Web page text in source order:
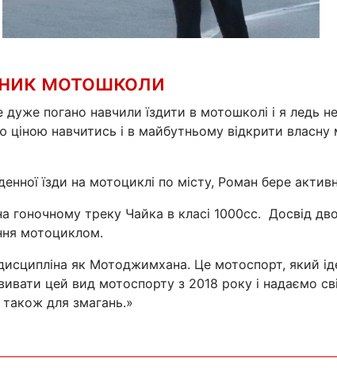
мотошколи
погано навчили їздити в мотошколі і я ледь
навчитись і в майбутньому відкрити
їзди на мотоциклі по місту, Роман бере
гоночному треку Чайка в класі 1000сс. Досвід
мотоциклом.
як Мотоджимхана. Це мотоспорт, який
цей вид мотоспорту з 2018 року і надаємо
для змагань.»